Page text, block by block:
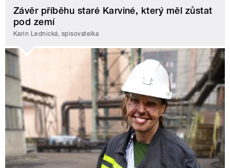
Závěr příběhu staré Karviné, který měl zůstat
pod zemí
Karin Lednická, spisovatelka